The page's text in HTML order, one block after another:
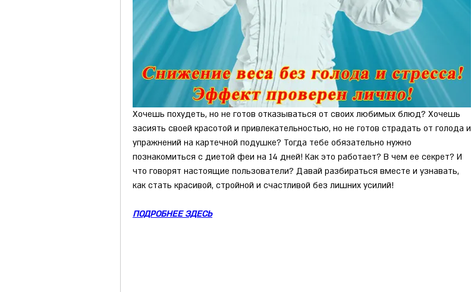
Хочешь похудеть, но не готов отказываться от своих любимых блюд? Хочешь
засиять своей красотой и привлекательностью, но не готов страдать от голода и
упражнений на картечной подушке? Тогда тебе обязательно нужно
познакомиться с диетой феи на 14 дней! Как это работает? В чем ее секрет? И
что говорят настоящие пользователи? Давай разбираться вместе и узнавать,
как стать красивой, стройной и счастливой без лишних усилий!
ПОДРОБНЕЕ ЗДЕСЬ